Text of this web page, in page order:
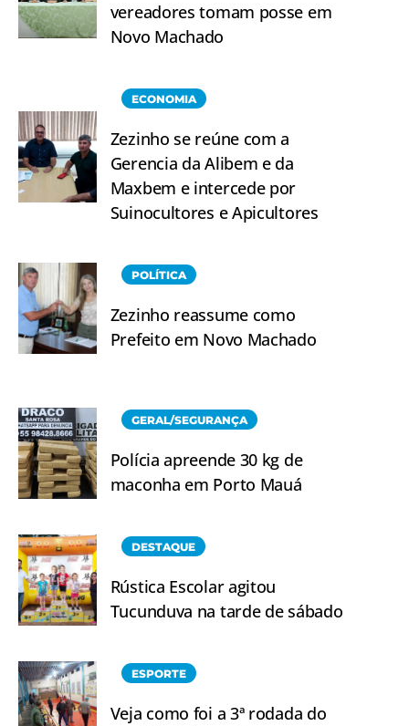
vereadores tomam posse em
Novo Machado
ECONOMIA
Zezinho se reúne com a
Gerencia da Alibem e da
Maxbem e intercede por
Suinocultores e Apicultores
POLÍTICA
Zezinho reassume como
Prefeito em Novo Machado
GERAL/SEGURANÇA
Polícia apreende 30 kg de
maconha em Porto Mauá
DESTAQUE
Rústica Escolar agitou
Tucunduva na tarde de sábado
ESPORTE
Veja como foi a 3ª rodada do